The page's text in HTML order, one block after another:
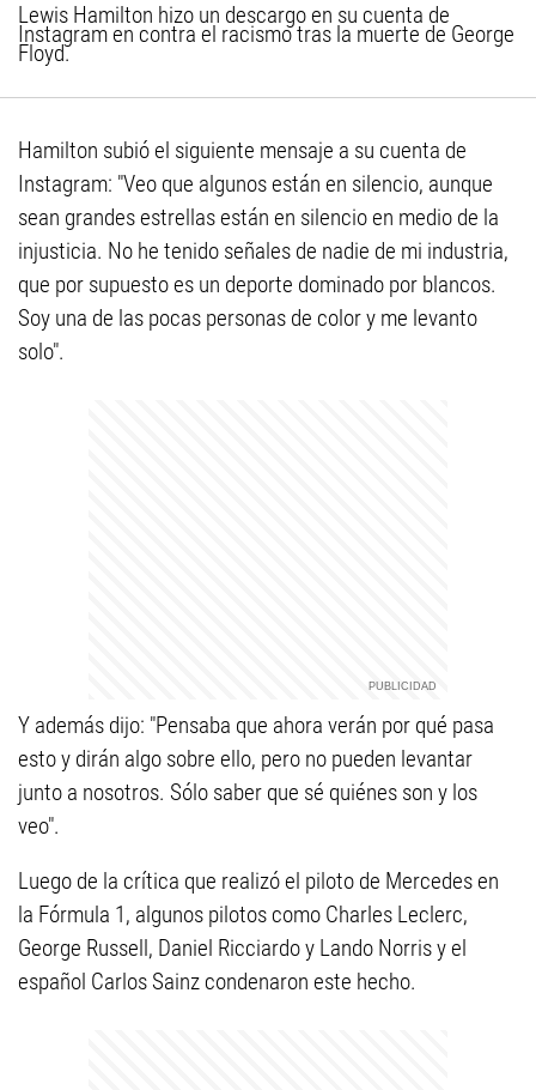
Lewis Hamilton hizo un descargo en su cuenta de
Instagram en contra el racismo tras la muerte de George
Floyd.
Hamilton subió el siguiente mensaje a su cuenta de
Instagram: "Veo que algunos están en silencio, aunque
sean grandes estrellas están en silencio en medio de la
injusticia. No he tenido señales de nadie de mi industria,
que por supuesto es un deporte dominado por blancos.
Soy una de las pocas personas de color y me levanto
solo".
Y además dijo: "Pensaba que ahora verán por qué pasa
esto y dirán algo sobre ello, pero no pueden levantar
junto a nosotros. Sólo saber que sé quiénes son y los
veo".
Luego de la crítica que realizó el piloto de Mercedes en
la Fórmula 1, algunos pilotos como Charles Leclerc,
George Russell, Daniel Ricciardo y Lando Norris y el
español Carlos Sainz condenaron este hecho.